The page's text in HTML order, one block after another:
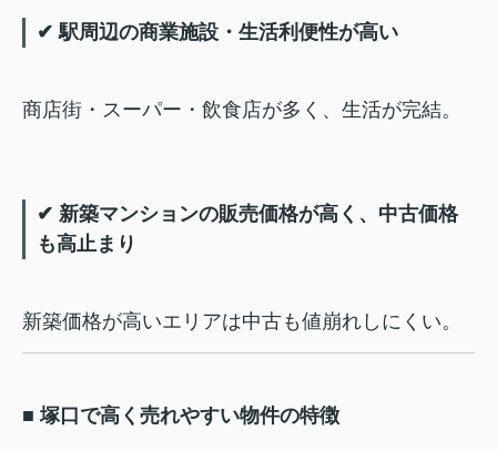
✔ 駅周辺の商業施設・生活利便性が高い
商店街・スーパー・飲食店が多く、生活が完結。
✔ 新築マンションの販売価格が高く、中古価格
も高止まり
新築価格が高いエリアは中古も値崩れしにくい。
■ 塚口で高く売れやすい物件の特徴